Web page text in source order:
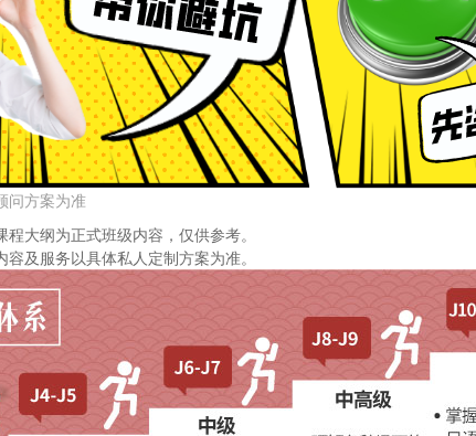
问方案为准
大纲为正式班级内容，仅供参考。
及服务以具体私人定制方案为准。